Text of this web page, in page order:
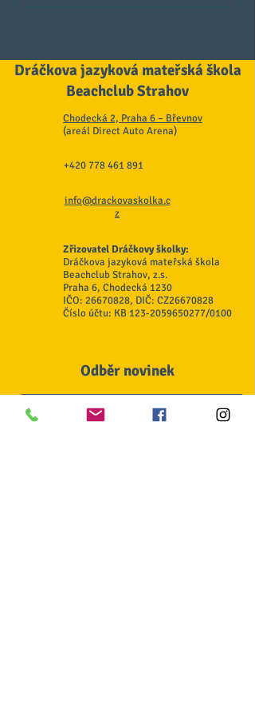
Dráčkova jazyková mateřská škola
Beachclub Strahov
Chodecká 2, Praha 6 – Břevnov
(areál Direct Auto Arena)
+420 778 461 891
info@drackovaskolka.c
z
Zřizovatel Dráčkovy školky:
Dráčkova jazyková mateřská škola
Beachclub Strahov, z.s.
Praha 6, Chodecká 1230
IČO: 26670828, DIČ: CZ26670828
Číslo účtu: KB 123-2059650277/0100
Odběr novinek